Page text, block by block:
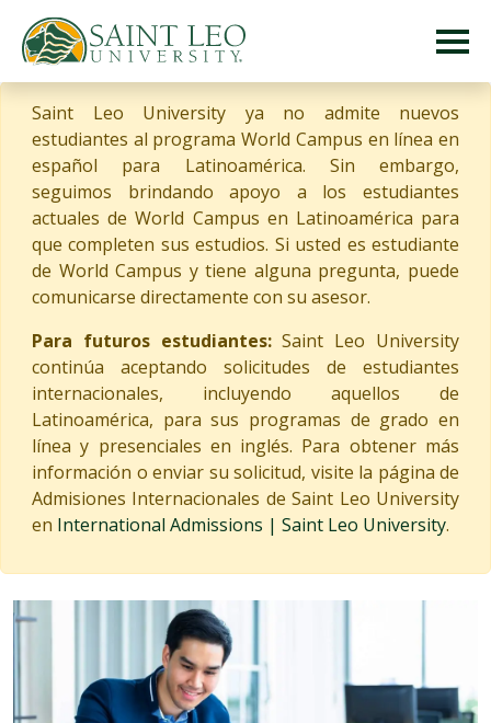
Saint Leo University ya no admite nuevos
estudiantes al programa World Campus en línea en
español para Latinoamérica. Sin embargo,
seguimos brindando apoyo a los estudiantes
actuales de World Campus en Latinoamérica para
que completen sus estudios. Si usted es estudiante
de World Campus y tiene alguna pregunta, puede
comunicarse directamente con su asesor.
Para futuros estudiantes:Saint Leo University
continúa aceptando solicitudes de estudiantes
internacionales, incluyendo aquellos de
Latinoamérica, para sus programas de grado en
línea y presenciales en inglés. Para obtener más
información o enviar su solicitud, visite la página de
Admisiones Internacionales de Saint Leo University
en International Admissions | Saint Leo University.